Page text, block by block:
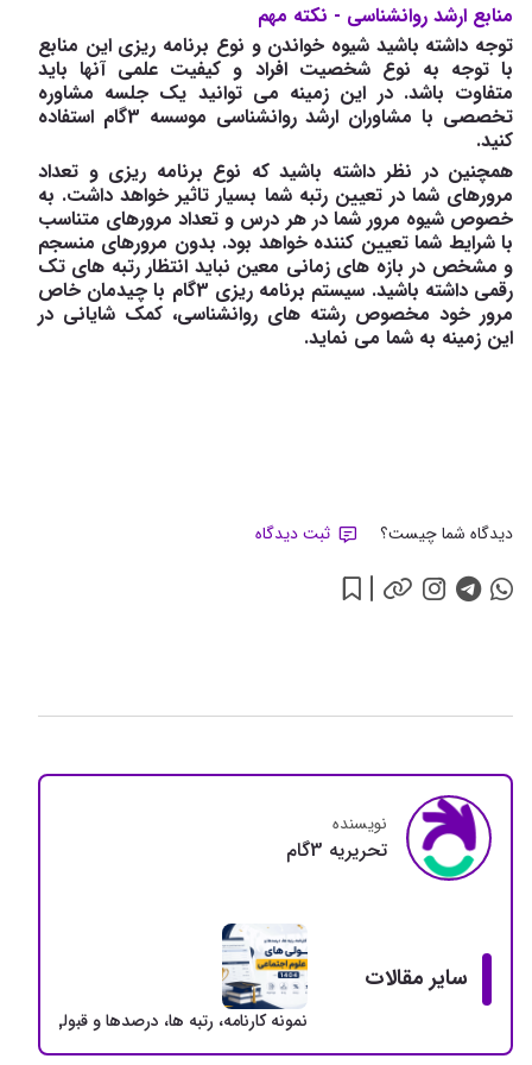
منابع ارشد روانشناسی - نکته مهم
توجه داشته باشید شیوه خواندن و نوع برنامه ریزی این منابع
با توجه به نوع شخصیت افراد و کیفیت علمی آنها باید
متفاوت باشد. در این زمینه می توانید یک جلسه مشاوره
تخصصی با مشاوران ارشد روانشناسی موسسه 3گام استفاده
کنید.
همچنین در نظر داشته باشید که نوع برنامه ریزی و تعداد
مرورهای شما در تعیین رتبه شما بسیار تاثیر خواهد داشت. به
خصوص شیوه مرور شما در هر درس و تعداد مرورهای متناسب
با شرایط شما تعیین کننده خواهد بود. بدون مرورهای منسجم
و مشخص در بازه های زمانی معین نباید انتظار رتبه های تک
رقمی داشته باشید. سیستم برنامه ریزی 3گام با چیدمان خاص
مرور خود مخصوص رشته های روانشناسی، کمک شایانی در
این زمینه به شما می نماید.
دیدگاه شما چیست؟ ثبت دیدگاه
نویسنده
تحريريه 3گام
سایر مقالات
نمونه کارنامه، رتبه ها، درصدها و قبولی های